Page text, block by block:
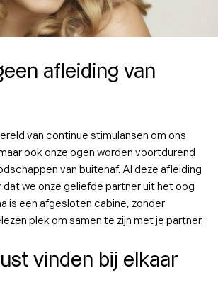
afleiding van
van continue stimulansen om ons
ook onze ogen worden voortdurend
van buitenaf. Al deze afleiding
dat we onze geliefde partner uit het oog
is een afgesloten cabine, zonder
plek om samen te zijn met je partner.
vinden bij elkaar